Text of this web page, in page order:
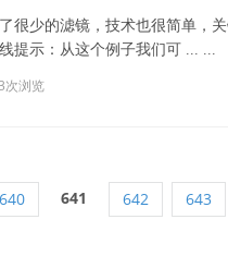
很少的滤镜，技术也很简单，
提示：从这个例子我们可 ... ...
次浏览
640 641 642 643